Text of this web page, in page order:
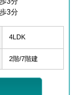
3分
4LDK
2階/7階建